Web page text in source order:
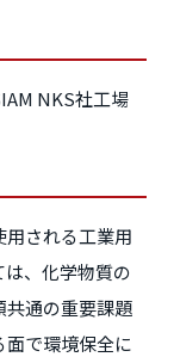
NKS社工場
用される工業用
、化学物質の
共通の重要課題
で環境保全に